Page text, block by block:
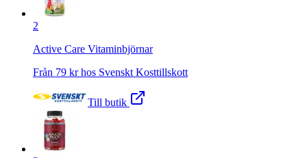
2
Active Care Vitaminbjörnar
Från 79 kr hos Svenskt Kosttillskott
Till butik